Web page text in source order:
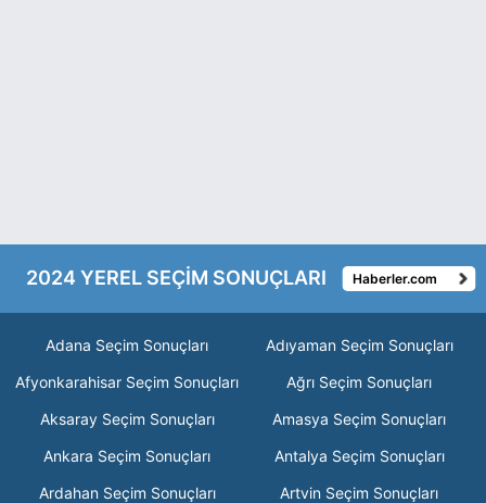
2024 YEREL SEÇİM SONUÇLARI Haberler.com
Adana Seçim Sonuçları
Adıyaman Seçim Sonuçları
Afyonkarahisar Seçim Sonuçları
Ağrı Seçim Sonuçları
Aksaray Seçim Sonuçları
Amasya Seçim Sonuçları
Ankara Seçim Sonuçları
Antalya Seçim Sonuçları
Ardahan Seçim Sonuçları
Artvin Seçim Sonuçları